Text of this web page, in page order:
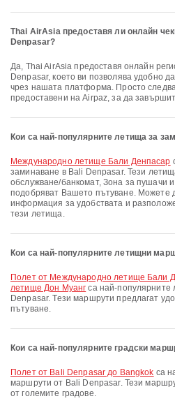
Thai AirAsia предоставя ли онлайн
Denpasar?
Да, Thai AirAsia предоставя онлайн регистрация за полети от Bali
Denpasar, което ви позволява удобно
чрез нашата платформа. Просто
предоставени на Airpaz, за да
Кои са най-популярните летища за
Международно летище Бали Денпасар
заминаване в Bali Denpasar. Тези
обслужване/банкомат, Зона за пушачи и
подобряват Вашето пътуване. Можете
информация за удобствата и
тези летища.
Кои са най-популярните летищни
полет от Международно летище Бали Денпасар до международно
летище Дон Муанг са най-
Denpasar. Тези маршрути предлагат
пътуване.
Кои са най-популярните градски
полет от Bali Denpasar до Bangkok са
маршрути от Bali Denpasar. Тези
от големите градове.